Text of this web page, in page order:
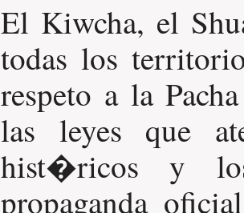
El Kiwcha, el
todas los
respeto a la
las leyes que
hist�ricos y
propaganda